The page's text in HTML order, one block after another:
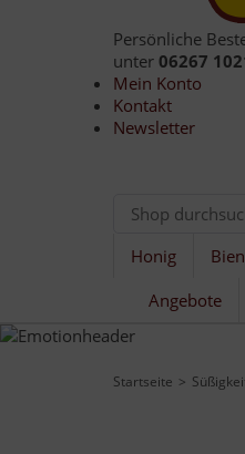
Persönliche
unter 06267
Mein Konto
Kontakt
Newsletter
Honig
Angebote
Startseite